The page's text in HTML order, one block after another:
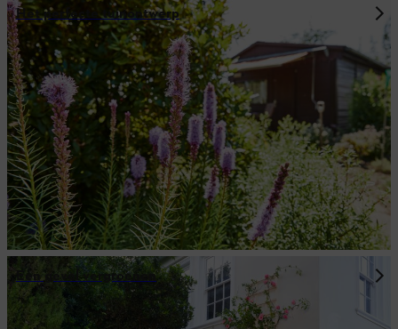
Het perfecte tuinontwerp
Een gevel vergroenen